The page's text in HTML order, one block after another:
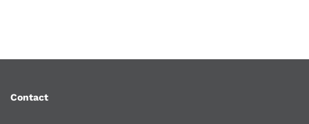
Contact